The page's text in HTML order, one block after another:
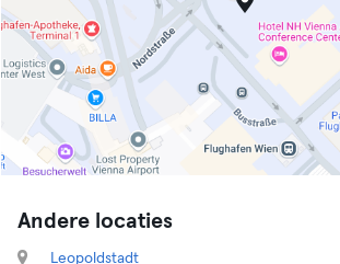
Andere locaties
Leopoldstadt